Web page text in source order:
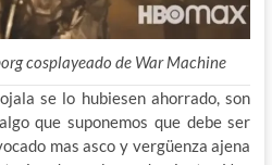
cosplayeado de War Machine
se lo hubiesen ahorrado, son
que suponemos que debe ser
mas asco y vergüenza ajena